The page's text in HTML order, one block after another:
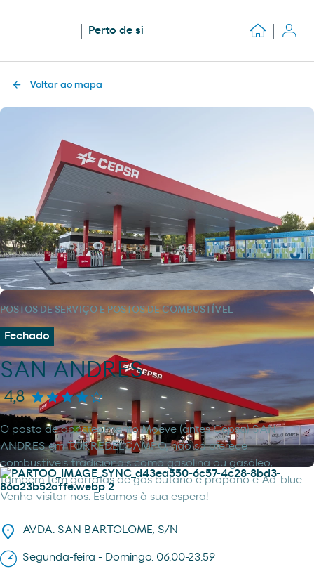
Perto de si
Voltar ao mapa
POSTOS DE SERVIÇO E POSTOS DE COMBUSTÍVEL
Fechado
SAN ANDRES
4,8
O posto de abastecimento Moeve (antes Cepsa) SAN
ANDRES em TORREDELCAMPO, não só oferece
combustíveis tradicionais como gasolina ou gasóleo,
também tem garrafas de gás butano e propano e Ad-blue.
Venha visitar-nos. Estamos à sua espera!
AVDA. SAN BARTOLOME, S/N
Segunda-feira - Domingo: 06:00-23:59